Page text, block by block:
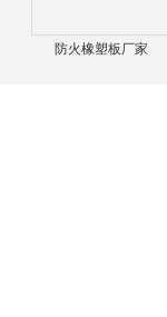
防火橡塑板厂家